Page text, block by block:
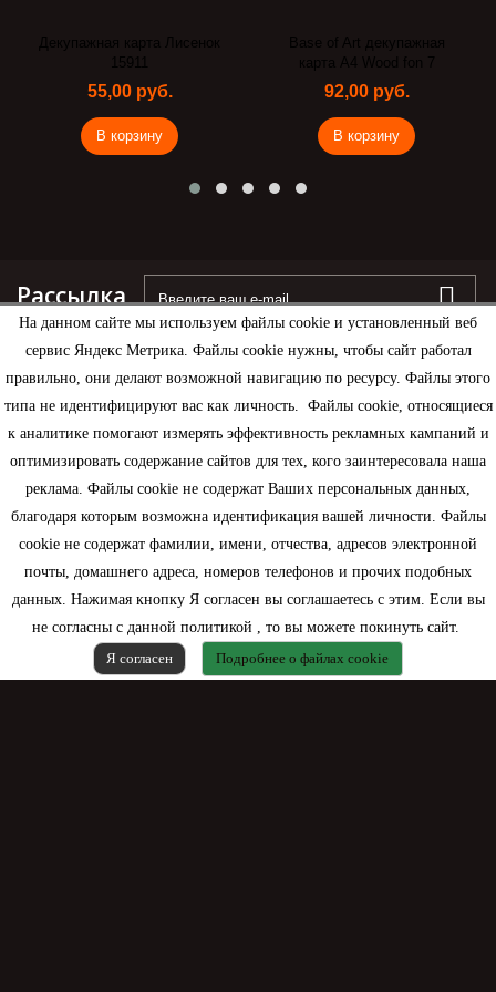
На данном сайте мы используем файлы cookie и установленный веб
сервис Яндекс Метрика. Файлы cookie нужны, чтобы сайт работал
правильно, они делают возможной навигацию по ресурсу. Файлы этого
типа не идентифицируют вас как личность. Файлы cookie, относящиеся
к аналитике помогают измерять эффективность рекламных кампаний и
оптимизировать содержание сайтов для тех, кого заинтересовала наша
реклама. Файлы cookie не содержат Ваших персональных данных,
благодаря которым возможна идентификация вашей личности. Файлы
cookie не содержат фамилии, имени, отчества, адресов электронной
почты, домашнего адреса, номеров телефонов и прочих подобных
данных. Нажимая кнопку Я согласен вы соглашаетесь с этим. Если вы
не согласны с данной политикой , то вы можете покинуть сайт.
Я согласен
Подробнее о файлах cookie
Декупажная карта Лисенок
15911
55,00 руб.
В корзину
Base of Art декупажная
карта А4 Wood fon 7
92,00 руб.
В корзину
Рассылка
Информация
Моя учетная запись
Контактная информация